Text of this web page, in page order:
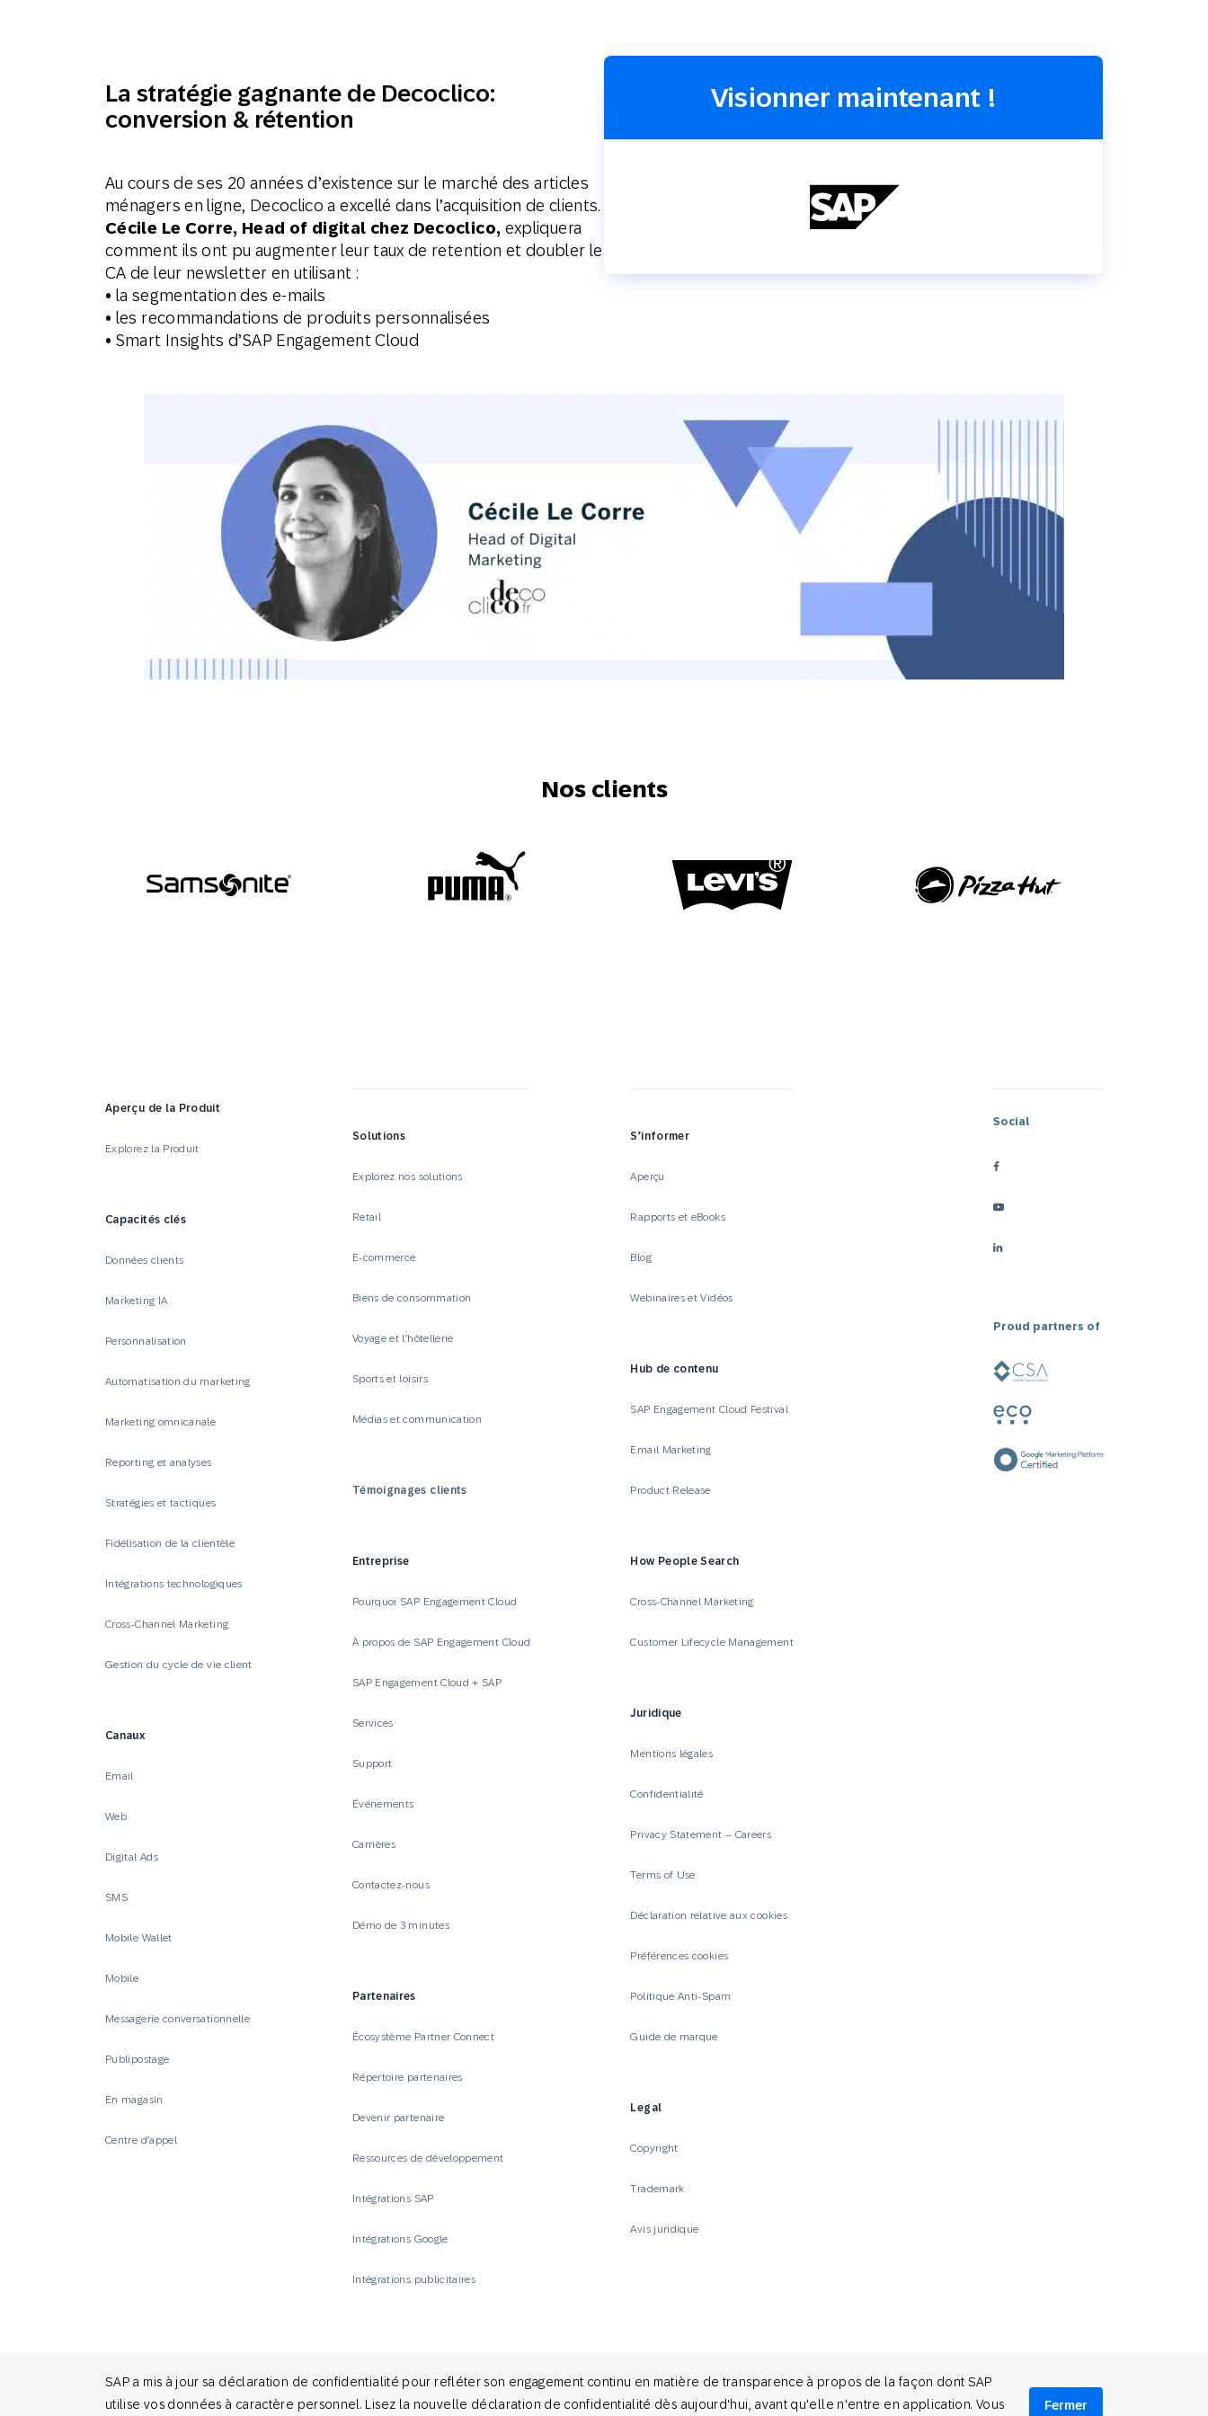
La stratégie gagnante de Decoclico:
conversion & rétention
Au cours de ses 20 années d’existence sur le marché des articles
ménagers en ligne, Decoclico a excellé dans l’acquisition de clients.
Cécile Le Corre, Head of digital chez Decoclico, expliquera
comment ils ont pu augmenter leur taux de retention et doubler le
CA de leur newsletter en utilisant :
• la segmentation des e-mails
• les recommandations de produits personnalisées
• Smart Insights d’SAP Engagement Cloud
Visionner maintenant !
Nos clients
SAP a mis à jour sa déclaration de confidentialité pour refléter son engagement continu en matière de transparence à propos de la façon dont SAP
utilise vos données à caractère personnel. Lisez la nouvelle déclaration de confidentialité dès aujourd'hui, avant qu'elle n'entre en application. Vous
Fermer
Aperçu de la Produit
Explorez la Produit
Capacités clés
Données clients
Marketing IA
Personnalisation
Automatisation du marketing
Marketing omnicanale
Reporting et analyses
Stratégies et tactiques
Fidélisation de la clientèle
Intégrations technologiques
Cross-Channel Marketing
Gestion du cycle de vie client
Canaux
Email
Web
Digital Ads
SMS
Mobile Wallet
Mobile
Messagerie conversationnelle
Publipostage
En magasin
Centre d’appel
Solutions
Explorez nos solutions
Retail
E-commerce
Biens de consommation
Voyage et l’hôtellerie
Sports et loisirs
Médias et communication
Témoignages clients
Entreprise
Pourquoi SAP Engagement Cloud
À propos de SAP Engagement Cloud
SAP Engagement Cloud + SAP
Services
Support
Événements
Carrières
Contactez-nous
Démo de 3 minutes
Partenaires
Écosystème Partner Connect
Répertoire partenaires
Devenir partenaire
Ressources de développement
Intégrations SAP
Intégrations Google
Intégrations publicitaires
S’informer
Aperçu
Rapports et eBooks
Blog
Webinaires et Vidéos
Hub de contenu
SAP Engagement Cloud Festival
Email Marketing
Product Release
How People Search
Cross-Channel Marketing
Customer Lifecycle Management
Juridique
Mentions légales
Confidentialité
Privacy Statement – Careers
Terms of Use
Déclaration relative aux cookies
Préférences cookies
Politique Anti-Spam
Guide de marque
Legal
Copyright
Trademark
Avis juridique
Social
Proud partners of
© 2026 SAP Engagement Cloud. All rights reserved.